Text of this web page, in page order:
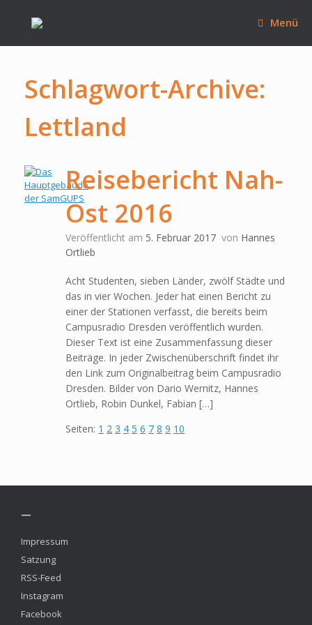
springen
Menü
Schlagwort-Archive:
Lettland
Reisebericht Nah-
Ost 2016
Veröffentlicht am 5. Februar 2017 von Hannes
Ortlieb
Acht Studenten, sieben Länder, zwölf Städte und
das in vier Wochen. Jeder hat einen Bericht zu
einer der Stationen verfasst, die bereits beim
Campusradio Dresden veröffentlich wurden.
Dieser Text ist eine Zusammenfassung dieser
Beiträge. In jeder Zwischenüberschrift findet ihr
den Link zum Originalbeitrag beim Campusradio
Dresden. Bilder von Dario Wernitz, Hannes
Ortlieb, Robin Dunkel, Fabian […]
Seiten: 1 2 3 4 5 6 7 8 9 10
—
Impressum
Satzung
RSS-Feed
Instagram
Facebook